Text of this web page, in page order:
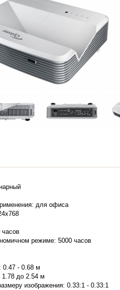
для офиса
режиме: 5000 часов
0.47 - 0.68 м
1.78 до 2.54 м
изображения: 0.33:1 - 0.33:1